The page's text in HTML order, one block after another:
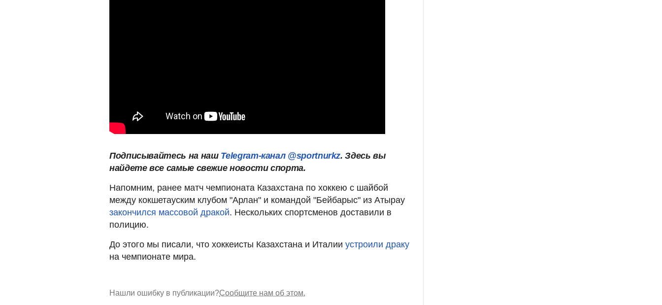
Подписывайтесь на наш Telegram-канал @sportnurkz. Здесь вы
найдете все самые свежие новости спорта.
Напомним, ранее матч чемпионата Казахстана по хоккею с шайбой
между кокшетауским клубом "Арлан" и командой "Бейбарыс" из Атырау
закончился массовой дракой. Нескольких спортсменов доставили в
полицию.
До этого мы писали, что хоккеисты Казахстана и Италии устроили драку
на чемпионате мира.
Нашли ошибку в публикации?Сообщите нам об этом.